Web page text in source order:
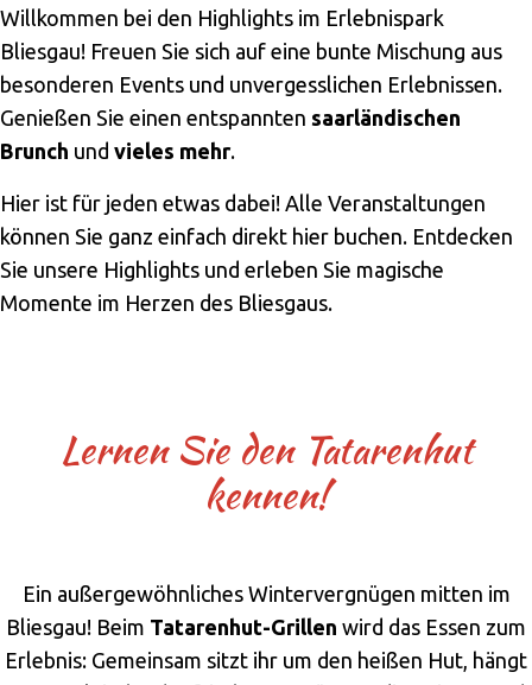
Willkommen bei den Highlights im Erlebnispark
Bliesgau! Freuen Sie sich auf eine bunte Mischung aus
besonderen Events und unvergesslichen Erlebnissen.
Genießen Sie einen entspannten saarländischen
Brunch und vieles mehr.
Hier ist für jeden etwas dabei! Alle Veranstaltungen
können Sie ganz einfach direkt hier buchen. Entdecken
Sie unsere Highlights und erleben Sie magische
Momente im Herzen des Bliesgaus.
Lernen Sie den Tatarenhut
kennen!
Ein außergewöhnliches Wintervergnügen mitten im
Bliesgau! Beim Tatarenhut-Grillen wird das Essen zum
Erlebnis: Gemeinsam sitzt ihr um den heißen Hut, hängt